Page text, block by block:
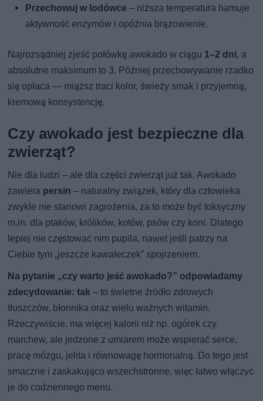
Przechowuj w lodówce – niższa temperatura hamuje
aktywność enzymów i opóźnia brązowienie.
Najrozsądniej zjeść połówkę awokado w ciągu 1–2 dni, a
absolutne maksimum to 3. Później przechowywanie rzadko
się opłaca — miąższ traci kolor, świeży smak i przyjemną,
kremową konsystencję.
Czy awokado jest bezpieczne dla
zwierząt?
Nie dla ludzi – ale dla części zwierząt już tak. Awokado
zawiera persin – naturalny związek, który dla człowieka
zwykle nie stanowi zagrożenia, za to może być toksyczny
m.in. dla ptaków, królików, kotów, psów czy koni. Dlatego
lepiej nie częstować nim pupila, nawet jeśli patrzy na
Ciebie tym „jeszcze kawałeczek” spojrzeniem.
Na pytanie „czy warto jeść awokado?” odpowiadamy
zdecydowanie: tak – to świetne źródło zdrowych
tłuszczów, błonnika oraz wielu ważnych witamin.
Rzeczywiście, ma więcej kalorii niż np. ogórek czy
marchew, ale jedzone z umiarem może wspierać serce,
pracę mózgu, jelita i równowagę hormonalną. Do tego jest
smaczne i zaskakująco wszechstronne, więc łatwo włączyć
je do codziennego menu.